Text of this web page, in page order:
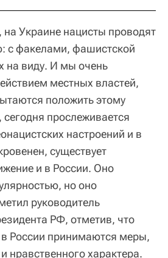
на Украине нацисты проводят
с факелами, фашистской
на виду. И мы очень
местных властей,
положить этому
прослеживается
настроений и в
существует
и в России. Оно
но оно
руководитель
РФ, отметив, что
России принимаются меры,
нравственного характера.